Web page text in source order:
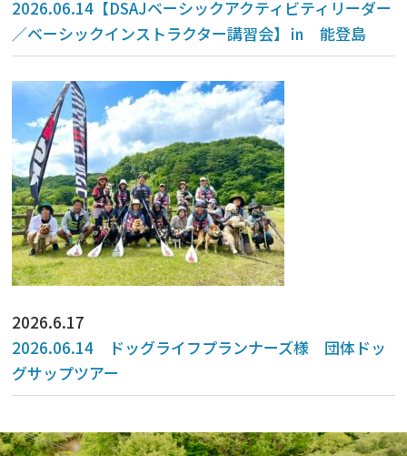
2026.06.14【DSAJベーシックアクティビティリーダー
／ベーシックインストラクター講習会】㏌ 能登島
2026.6.17
2026.06.14 ドッグライフプランナーズ様 団体ドッ
グサップツアー